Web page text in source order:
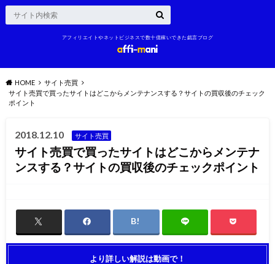
アフィリエイトやネットビジネスで数十億稼いできた戯言ブログ
HOME
サイト売買
サイト売買で買ったサイトはどこからメンテナンスする？サイトの買収後のチェック
ポイント
2018.12.10 サイト売買
サイト売買で買ったサイトはどこからメンテナ
ンスする？サイトの買収後のチェックポイント
より詳しい解説は動画で！